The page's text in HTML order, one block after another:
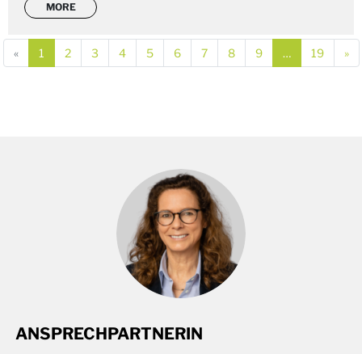
MORE
«Previous
1 (current)
2(current)
3(current)
4(current)
5(current)
6(current)
7(current)
8(current)
9(current)
… (current)
19 »
ANSPRECHPARTNERIN